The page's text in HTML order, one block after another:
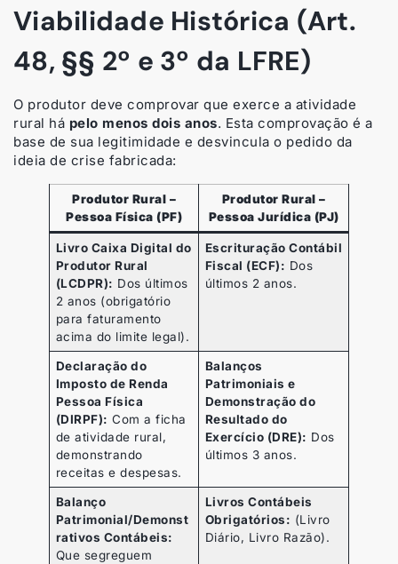
Viabilidade Histórica (Art.
48, §§ 2º e 3º da LFRE)
O produtor deve comprovar que exerce a atividade
rural há pelo menos dois anos. Esta comprovação é a
base de sua legitimidade e desvincula o pedido da
ideia de crise fabricada:
Produtor Rural –
Pessoa Física (PF)
Produtor Rural –
Pessoa Jurídica (PJ)
Livro Caixa Digital do
Produtor Rural
(LCDPR): Dos últimos
2 anos (obrigatório
para faturamento
acima do limite legal).
Escrituração Contábil
Fiscal (ECF): Dos
últimos 2 anos.
Declaração do
Imposto de Renda
Pessoa Física
(DIRPF): Com a ficha
de atividade rural,
demonstrando
receitas e despesas.
Balanços
Patrimoniais e
Demonstração do
Resultado do
Exercício (DRE): Dos
últimos 3 anos.
Balanço
Patrimonial/Demonst
rativos Contábeis:
Que segreguem
Livros Contábeis
Obrigatórios: (Livro
Diário, Livro Razão).